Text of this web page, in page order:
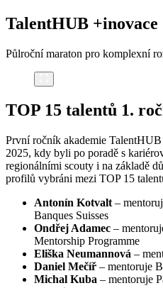
TalentHUB +inovace
Půlroční maraton pro komplexní
TOP 15 talentů 1.
První ročník akademie
2025, kdy byli po poradě s
regionálními scouty i na základě
profilů vybráni mezi TOP 15
Antonín Kotvalt –
Banques Suisses
Ondřej Adamec –
Mentorship Programme
Eliška Neumannová –
Daniel Mečíř – mentoruje
Michal Kuba – mentoruje